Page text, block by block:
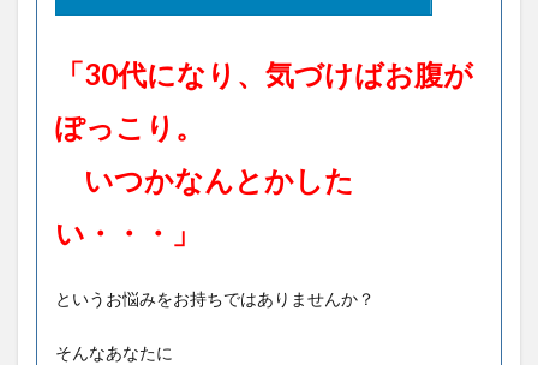
「30代になり、気づけばお腹が
ぽっこり。
いつかなんとかした
い・・・」
というお悩みをお持ちではありませんか？
そんなあなたに